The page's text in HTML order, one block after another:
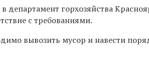
департамент горхозяйства
с требованиями.
вывозить мусор и навести